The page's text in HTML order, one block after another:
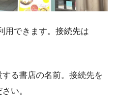
用できます。接続先は
る書店の名前。接続先を
い。